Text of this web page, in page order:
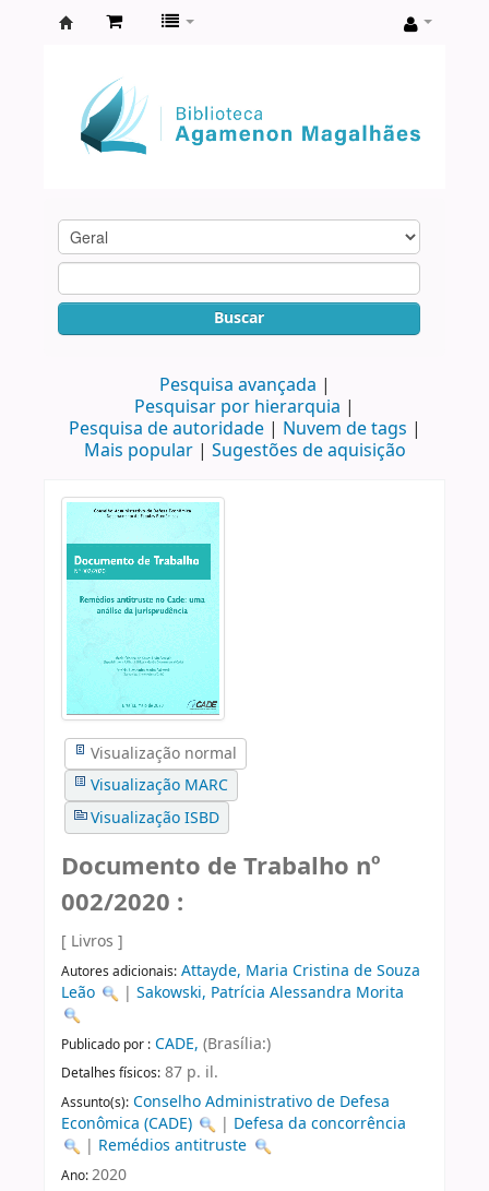
Agamenon
Magalhães
Buscar
Pesquisa avançada
Pesquisar por hierarquia
Pesquisa de autoridade
Nuvem de tags
Mais popular
Sugestões de aquisição
Visualização normal
Visualização MARC
Visualização ISBD
Documento de Trabalho nº
002/2020 :
[ Livros ]
Autores adicionais: Attayde, Maria Cristina de Souza
Leão
|Sakowski, Patrícia Alessandra Morita
Publicado por : CADE, (Brasília:)
Detalhes físicos: 87 p. il.
Assunto(s): Conselho Administrativo de Defesa
Econômica (CADE)
| Defesa da concorrência
| Remédios antitruste
Ano:2020